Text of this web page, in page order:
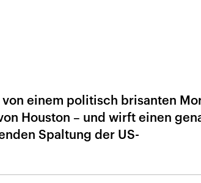
einem politisch brisanten
Houston – und wirft einen
Spaltung der US-